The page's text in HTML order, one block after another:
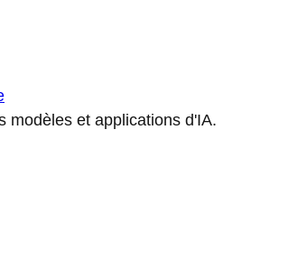
modèles et applications d'IA.